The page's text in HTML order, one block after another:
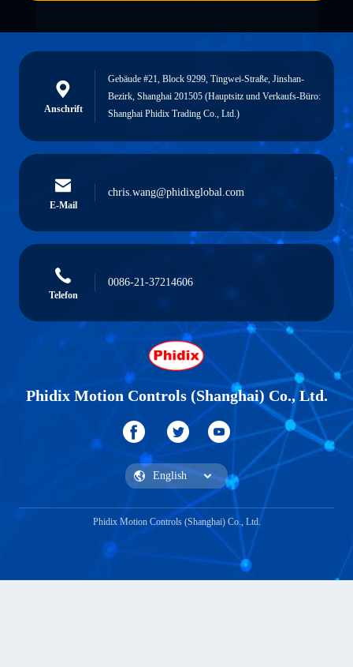
Anschrift
Gebäude #21, Block 9299, Tingwei-Straße, Jinshan-
Bezirk, Shanghai 201505 (Hauptsitz und Verkaufs-Büro:
Shanghai Phidix Trading Co., Ltd.)
E-Mail
chris.wang@phidixglobal.com
Telefon
0086-21-37214606
Phidix Motion Controls (Shanghai) Co., Ltd.
Phidix Motion Controls (Shanghai) Co., Ltd.